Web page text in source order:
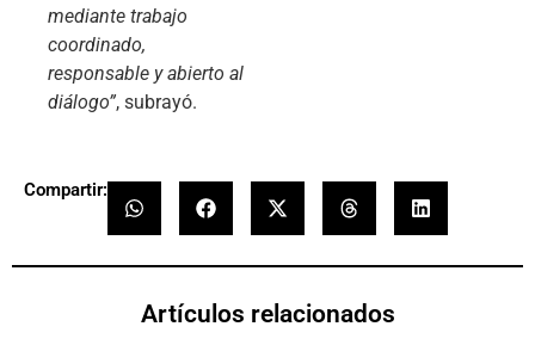
mediante trabajo
coordinado,
responsable y abierto al
diálogo”, subrayó.
Compartir:
Artículos relacionados